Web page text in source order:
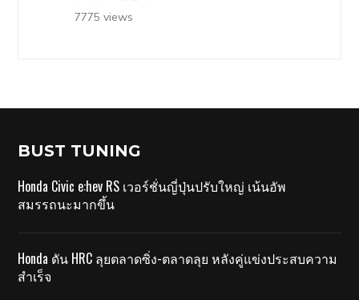
7775 views
BUST TUNING
Honda Civic e:hev RS เวอร์ชั่นญี่ปุ่นปรับใหญ่ เน้นอัพ
สมรรถนะมากขึ้น
Honda ดัน HRC ลุยตลาดซิ่ง-ตลาดลุย หลังคู่แข่งประสบความ
สำเร็จ